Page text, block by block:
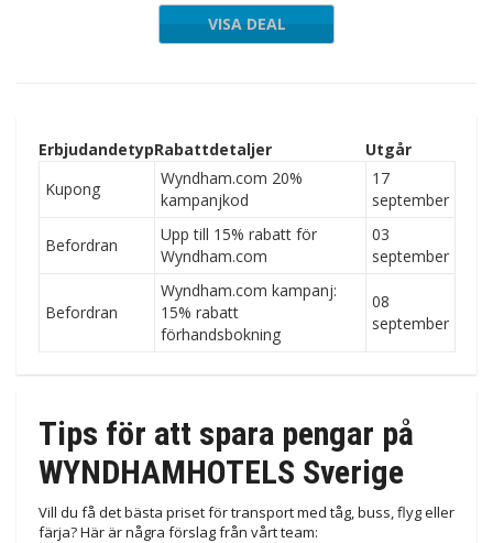
VISA DEAL
ErbjudandetypRabattdetaljer
Utgår
Kupong
Wyndham.com 20%
kampanjkod
17
september
Befordran
Upp till 15% rabatt för
Wyndham.com
03
september
Befordran
Wyndham.com kampanj:
15% rabatt
förhandsbokning
08
september
Tips för att spara pengar på
WYNDHAMHOTELS Sverige
Vill du få det bästa priset för transport med tåg, buss, flyg eller
färja? Här är några förslag från vårt team: